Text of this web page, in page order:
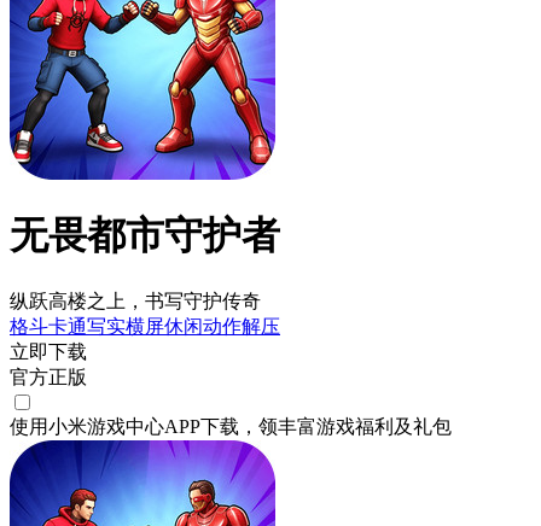
无畏都市守护者
纵跃高楼之上，书写守护传奇
格斗卡通写实横屏休闲动作解压
立即下载
官方正版
使用小米游戏中心APP下载 ，领丰富游戏福利 及礼包